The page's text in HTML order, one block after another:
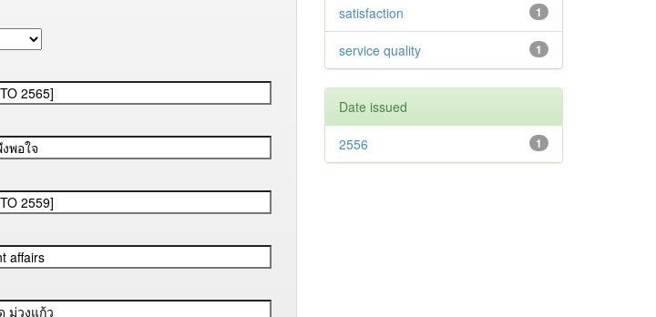
1
satisfaction
1
service quality
Date issued
1
2556